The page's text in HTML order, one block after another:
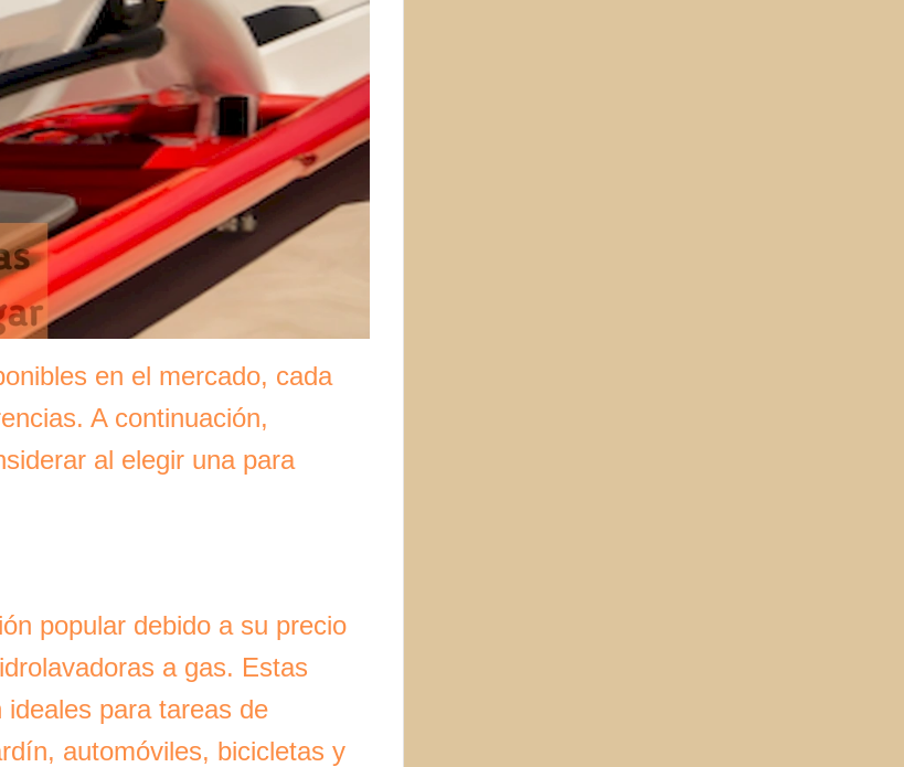
en el mercado, cada
A continuación,
al elegir una para
popular debido a su precio
a gas. Estas
para tareas de
automóviles, bicicletas y